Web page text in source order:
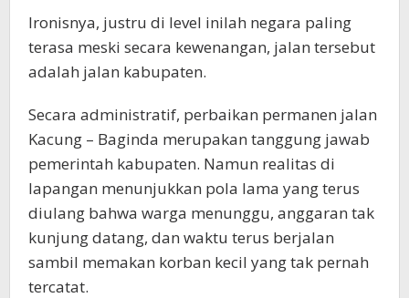
Ironisnya, justru di level inilah negara paling
terasa meski secara kewenangan, jalan tersebut
adalah jalan kabupaten.
Secara administratif, perbaikan permanen jalan
Kacung – Baginda merupakan tanggung jawab
pemerintah kabupaten. Namun realitas di
lapangan menunjukkan pola lama yang terus
diulang bahwa warga menunggu, anggaran tak
kunjung datang, dan waktu terus berjalan
sambil memakan korban kecil yang tak pernah
tercatat.